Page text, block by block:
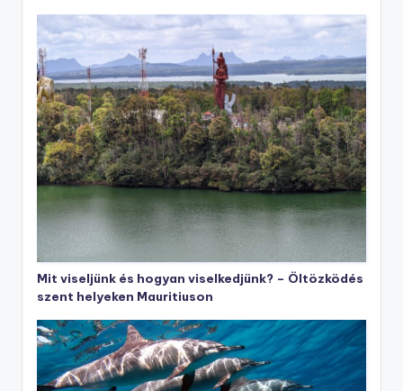
Mit viseljünk és hogyan viselkedjünk? – Öltözködés
szent helyeken Mauritiuson